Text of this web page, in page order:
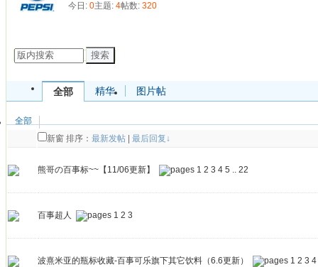
今日: 0主题: 4帖数: 320
搜索
全部 精华 图片帖
全部
新窗 排序： 最新发帖 最后回复↓
熊哥の百事标~~【11/06更新】 1 2 3 4 5 .. 22
百事超人 1 2 3
波熹米亚的瓶标收藏-百事可乐旗下其它饮料（6.6更新） 1 2 3 4